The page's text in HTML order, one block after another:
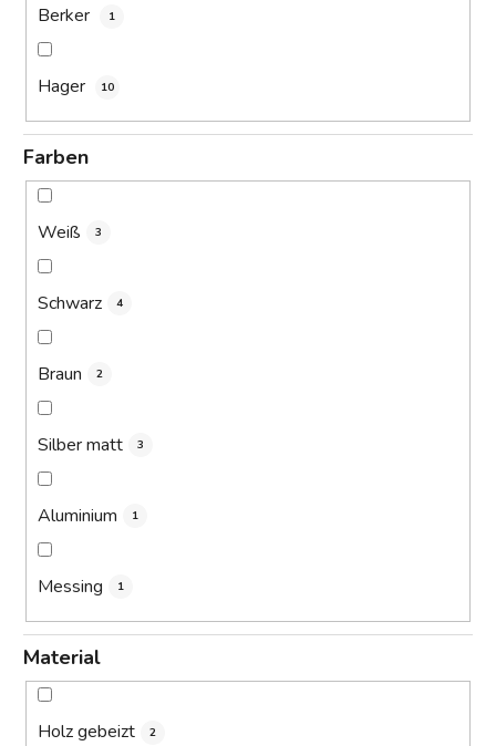
Berker 1
Hager 10
Farben
Weiß 3
Schwarz 4
Braun 2
Silber matt 3
Aluminium 1
Messing 1
Material
Holz gebeizt 2